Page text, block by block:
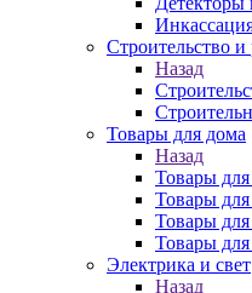
Строительство и
Назад
Товары для дома
Назад
Товары
Товары для
Товары
Товары
Электрика и свет
Назад